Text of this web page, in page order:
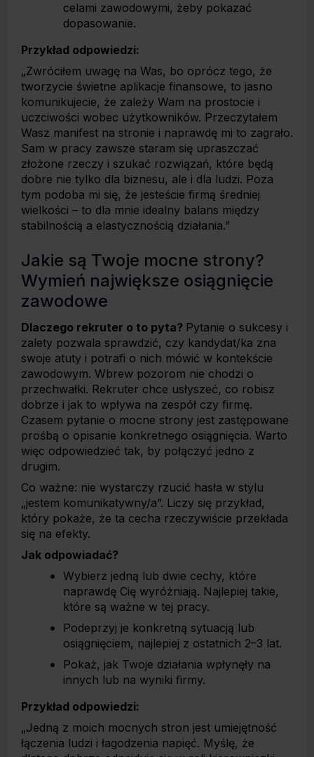
celami zawodowymi, żeby pokazać
dopasowanie.
Przykład odpowiedzi:
„Zwróciłem uwagę na Was, bo oprócz tego, że
tworzycie świetne aplikacje finansowe, to jasno
komunikujecie, że zależy Wam na prostocie i
uczciwości wobec użytkowników. Przeczytałem
Wasz manifest na stronie i naprawdę mi to zagrało.
Sam w pracy zawsze staram się upraszczać
złożone rzeczy i szukać rozwiązań, które będą
dobre nie tylko dla biznesu, ale i dla ludzi. Poza
tym podoba mi się, że jesteście firmą średniej
wielkości – to dla mnie idealny balans między
stabilnością a elastycznością działania.”
Jakie są Twoje mocne strony?
Wymień największe osiągnięcie
zawodowe
Dlaczego rekruter o to pyta? Pytanie o sukcesy i
zalety pozwala sprawdzić, czy kandydat/ka zna
swoje atuty i potrafi o nich mówić w kontekście
zawodowym. Wbrew pozorom nie chodzi o
przechwałki. Rekruter chce usłyszeć, co robisz
dobrze i jak to wpływa na zespół czy firmę.
Czasem pytanie o mocne strony jest zastępowane
prośbą o opisanie konkretnego osiągnięcia. Warto
więc odpowiedzieć tak, by połączyć jedno z
drugim.
Co ważne: nie wystarczy rzucić hasła w stylu
„jestem komunikatywny/a”. Liczy się przykład,
który pokaże, że ta cecha rzeczywiście przekłada
się na efekty.
Jak odpowiadać?
Wybierz jedną lub dwie cechy, które
naprawdę Cię wyróżniają. Najlepiej takie,
które są ważne w tej pracy.
Podeprzyj je konkretną sytuacją lub
osiągnięciem, najlepiej z ostatnich 2–3 lat.
Pokaż, jak Twoje działania wpłynęły na
innych lub na wyniki firmy.
Przykład odpowiedzi:
„Jedną z moich mocnych stron jest umiejętność
łączenia ludzi i łagodzenia napięć. Myślę, że